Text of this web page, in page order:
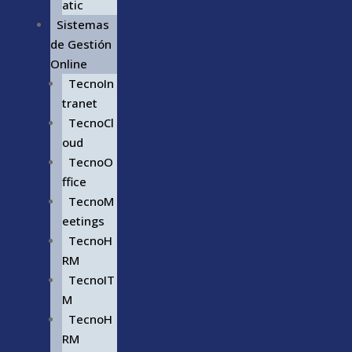
atic
Sistemas
de Gestión
Online
TecnoIn
tranet
TecnoCl
oud
TecnoO
ffice
TecnoM
eetings
TecnoH
RM
TecnoIT
M
TecnoH
RM